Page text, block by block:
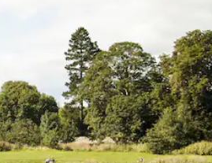
flechas hacia arriba y hacia abajo,